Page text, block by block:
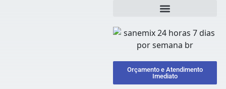
Orçamento e Atendimento
Imediato